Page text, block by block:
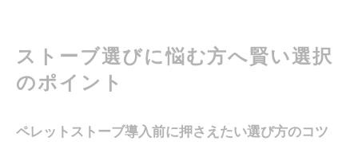
ストーブ選びに悩む方へ賢い選択
のポイント
ペレットストーブ導入前に押さえたい選び方のコツ